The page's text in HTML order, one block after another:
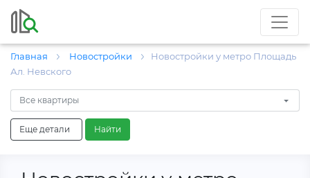
Главная Новостройки
Новостройки у метро Площадь
Ал. Невского
Все квартиры
Еще детали Найти